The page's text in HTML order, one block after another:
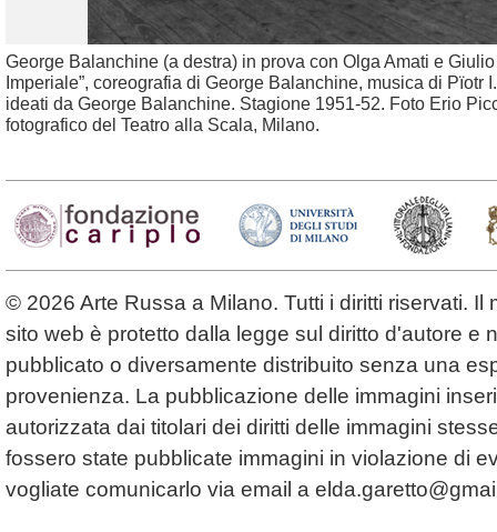
George Balanchine (a destra) in prova con Olga Amati e
Imperiale”, coreografia di George Balanchine, musica di Pïotr
ideati da George Balanchine. Stagione 1951-52. Foto Erio
fotografico del Teatro alla Scala, Milano.
© 2026 Arte Russa a Milano. Tutti i diritti riservati. Il
sito web è protetto dalla legge sul diritto d'autore e
pubblicato o diversamente distribuito senza una
provenienza. La pubblicazione delle immagini
autorizzata dai titolari dei diritti delle immagini
fossero state pubblicate immagini in violazione di
vogliate comunicarlo via email a